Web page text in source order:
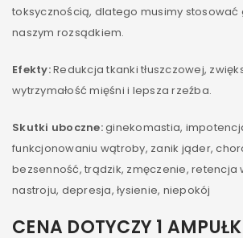
toksycznością, dlatego musimy stosować
naszym rozsądkiem.
Efekty:Redukcja tkanki tłuszczowej,
wytrzymałość mięśni i lepsza rzeźba.
Skutki uboczne:ginekomastia,
funkcjonowaniu wątroby, zanik jąder,
bezsenność, trądzik, zmęczenie, retencja
nastroju, depresja, łysienie, niepokój
CENA DOTYCZY 1